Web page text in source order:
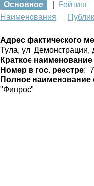
Основное Рейтинг
Наименования
Адрес фактического
Тула, ул. Демонстрации,
Краткое
Номер в гос. реестре:
Полное наименование
"Финрос"